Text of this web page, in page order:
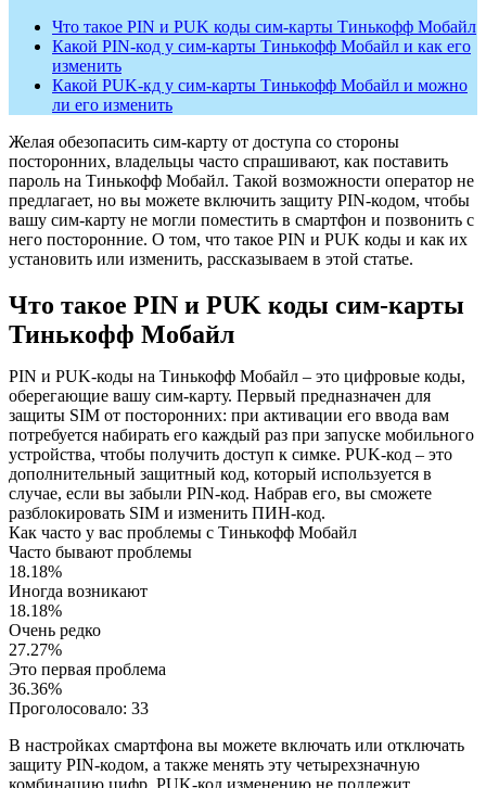
Что такое PIN и PUK коды сим-карты Тинькофф Мобайл
Какой PIN-код у сим-карты Тинькофф Мобайл и как его
изменить
Какой PUK-кд у сим-карты Тинькофф Мобайл и можно
ли его изменить
Желая обезопасить сим-карту от доступа со стороны
посторонних, владельцы часто спрашивают, как поставить
пароль на Тинькофф Мобайл. Такой возможности оператор не
предлагает, но вы можете включить защиту PIN-кодом, чтобы
вашу сим-карту не могли поместить в смартфон и позвонить с
него посторонние. О том, что такое PIN и PUK коды и как их
установить или изменить, рассказываем в этой статье.
Что такое PIN и PUK коды сим-карты
Тинькофф Мобайл
PIN и PUK-коды на Тинькофф Мобайл – это цифровые коды,
оберегающие вашу сим-карту. Первый предназначен для
защиты SIM от посторонних: при активации его ввода вам
потребуется набирать его каждый раз при запуске мобильного
устройства, чтобы получить доступ к симке. PUK-код – это
дополнительный защитный код, который используется в
случае, если вы забыли PIN-код. Набрав его, вы сможете
разблокировать SIM и изменить ПИН-код.
Как часто у вас проблемы с Тинькофф Мобайл
Часто бывают проблемы
18.18%
Иногда возникают
18.18%
Очень редко
27.27%
Это первая проблема
36.36%
Проголосовало: 33
В настройках смартфона вы можете включать или отключать
защиту PIN-кодом, а также менять эту четырехзначную
комбинацию цифр. PUK-код изменению не подлежит,